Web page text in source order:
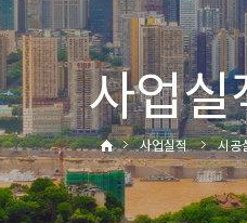
토목사업
면허보유현황
시공능력
순위확인서
사업실
사업실적 시공